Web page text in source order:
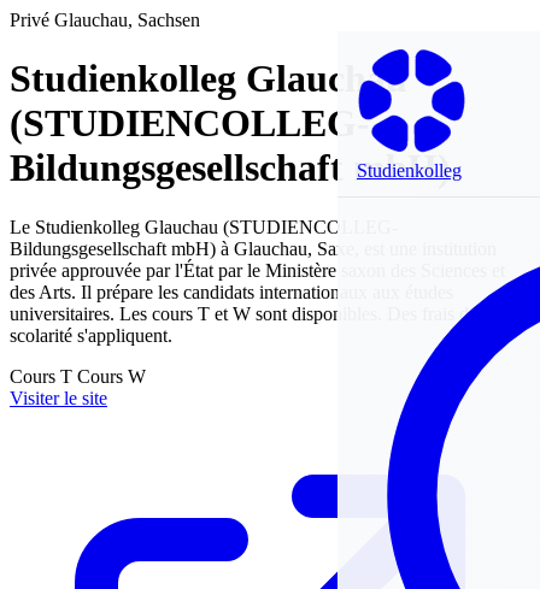
Studienkolleg
Privé Glauchau, Sachsen
Studienkolleg Glauchau
(STUDIENCOLLEG-
Bildungsgesellschaft mbH)
Le Studienkolleg Glauchau (STUDIENCOLLEG-
Bildungsgesellschaft mbH) à Glauchau, Saxe, est une institution
privée approuvée par l'État par le Ministère saxon des Sciences et
des Arts. Il prépare les candidats internationaux aux études
universitaires. Les cours T et W sont disponibles. Des frais de
scolarité s'appliquent.
Cours T Cours W
Visiter le site